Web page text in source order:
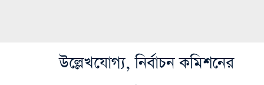
উল্লেখযোগ্য, নির্বাচন কমিশনের